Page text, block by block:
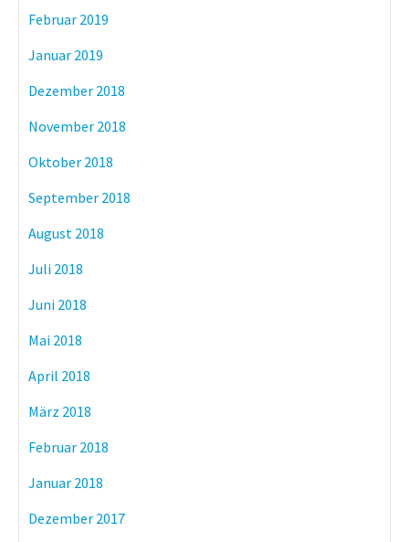
Februar 2019
Januar 2019
Dezember 2018
November 2018
Oktober 2018
September 2018
August 2018
Juli 2018
Juni 2018
Mai 2018
April 2018
März 2018
Februar 2018
Januar 2018
Dezember 2017